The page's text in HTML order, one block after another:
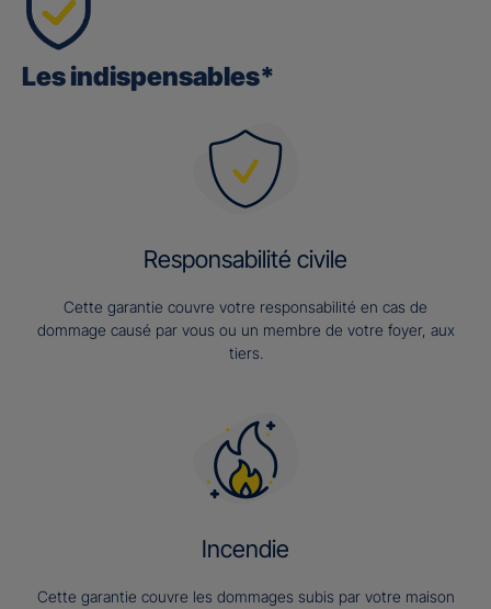
Les indispensables*
Responsabilité civile
Cette garantie couvre votre responsabilité en cas de
dommage causé par vous ou un membre de votre foyer, aux
tiers.
Incendie
Cette garantie couvre les dommages subis par votre maison